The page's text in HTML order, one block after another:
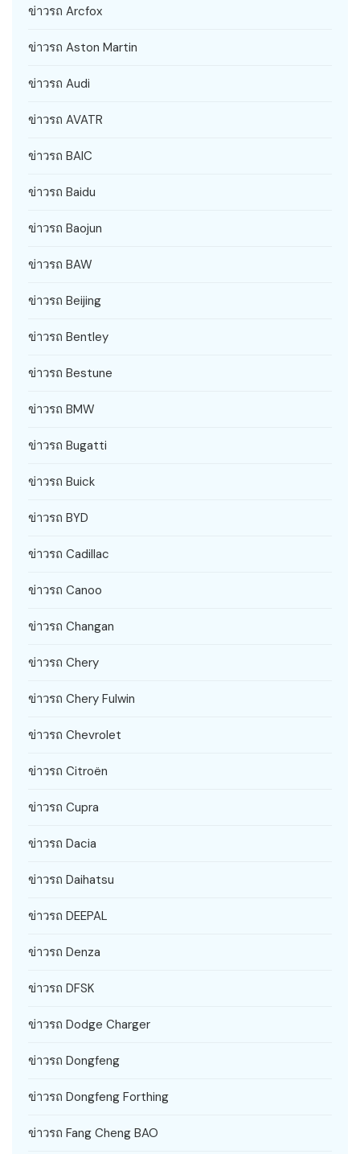
ข่าวรถ Arcfox
ข่าวรถ Aston Martin
ข่าวรถ Audi
ข่าวรถ AVATR
ข่าวรถ BAIC
ข่าวรถ Baidu
ข่าวรถ Baojun
ข่าวรถ BAW
ข่าวรถ Beijing
ข่าวรถ Bentley
ข่าวรถ Bestune
ข่าวรถ BMW
ข่าวรถ Bugatti
ข่าวรถ Buick
ข่าวรถ BYD
ข่าวรถ Cadillac
ข่าวรถ Canoo
ข่าวรถ Changan
ข่าวรถ Chery
ข่าวรถ Chery Fulwin
ข่าวรถ Chevrolet
ข่าวรถ Citroën
ข่าวรถ Cupra
ข่าวรถ Dacia
ข่าวรถ Daihatsu
ข่าวรถ DEEPAL
ข่าวรถ Denza
ข่าวรถ DFSK
ข่าวรถ Dodge Charger
ข่าวรถ Dongfeng
ข่าวรถ Dongfeng Forthing
ข่าวรถ Fang Cheng BAO